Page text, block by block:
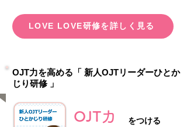
LOVE LOVE研修を詳しく見る
OJT力を高める「 新人OJTリーダーひとか
じり研修 」
OJT力 をつける